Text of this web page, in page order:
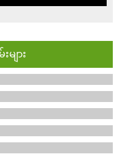
ျား